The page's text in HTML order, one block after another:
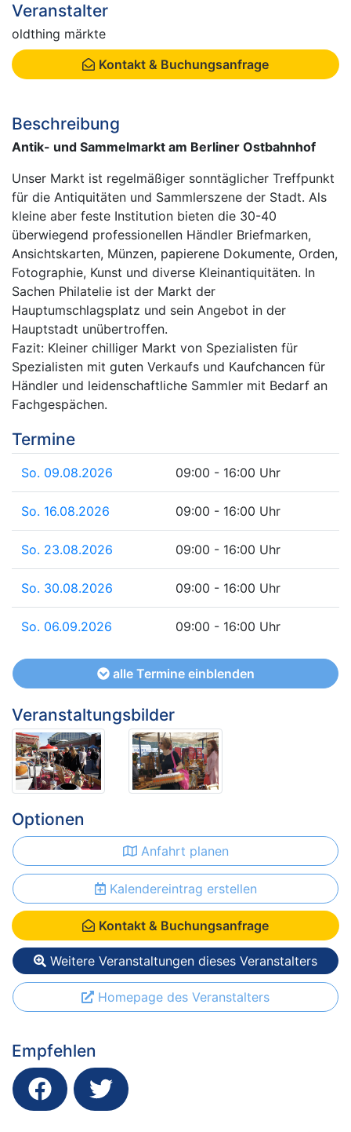
Veranstalter
oldthing märkte
Kontakt & Buchungsanfrage
Beschreibung
Antik- und Sammelmarkt am Berliner Ostbahnhof
Unser Markt ist regelmäßiger sonntäglicher Treffpunkt
für die Antiquitäten und Sammlerszene der Stadt. Als
kleine aber feste Institution bieten die 30-40
überwiegend professionellen Händler Briefmarken,
Ansichtskarten, Münzen, papierene Dokumente, Orden,
Fotographie, Kunst und diverse Kleinantiquitäten. In
Sachen Philatelie ist der Markt der
Hauptumschlagsplatz und sein Angebot in der
Hauptstadt unübertroffen.
Fazit: Kleiner chilliger Markt von Spezialisten für
Spezialisten mit guten Verkaufs und Kaufchancen für
Händler und leidenschaftliche Sammler mit Bedarf an
Fachgespächen.
Termine
So. 09.08.2026 09:00 - 16:00 Uhr
So. 16.08.2026 09:00 - 16:00 Uhr
So. 23.08.2026 09:00 - 16:00 Uhr
So. 30.08.2026 09:00 - 16:00 Uhr
So. 06.09.2026 09:00 - 16:00 Uhr
alle Termine einblenden
Veranstaltungsbilder
Optionen
Anfahrt planen
Kalendereintrag erstellen
Kontakt & Buchungsanfrage
Weitere Veranstaltungen dieses Veranstalters
Homepage des Veranstalters
Empfehlen